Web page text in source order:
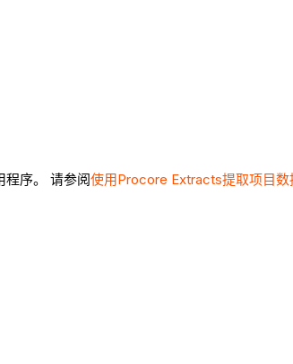
序。 请参阅使用Procore Extracts提取项目数